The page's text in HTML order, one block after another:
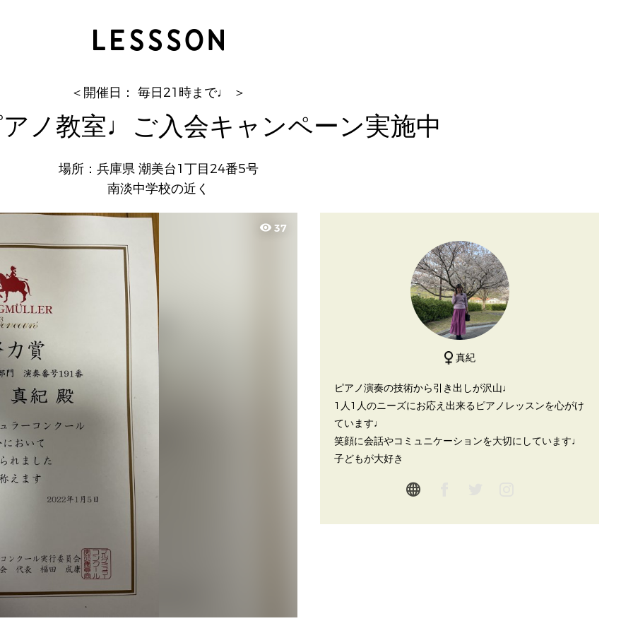
＜開催日： 毎日21時まで♩ ＞
ノ教室♩ご入会キャンペーン実施中
場所：兵庫県 潮美台1丁目24番5号
南淡中学校の近く
visibility 37
真紀
ピアノ演奏の技術から引き出しが沢山♩
1人1人のニーズにお応え出来るピアノレッスンを心がけ
ています♩
笑顔に会話やコミュニケーションを大切にしています♩
子どもが大好き